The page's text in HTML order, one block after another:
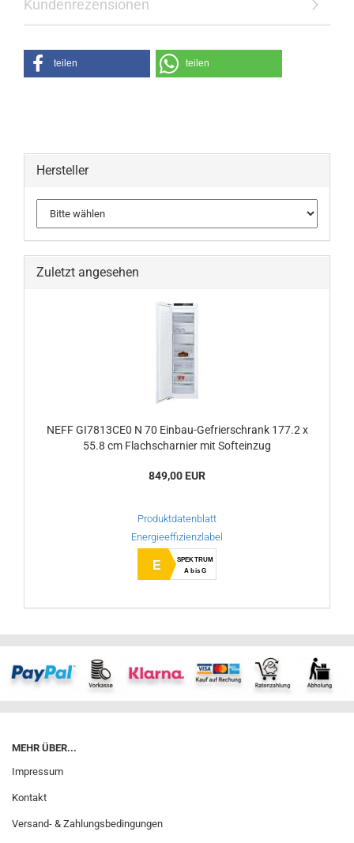
Kundenrezensionen
teilen teilen
Hersteller
Zuletzt angesehen
NEFF GI7813CE0 N 70 Einbau-Gefrierschrank 177.2 x
55.8 cm Flachscharnier mit Softeinzug
849,00 EUR
Produktdatenblatt
Energieeffizienzlabel
E
SPEKTRUM
A bis G
MEHR ÜBER...
Impressum
Kontakt
Versand- & Zahlungsbedingungen